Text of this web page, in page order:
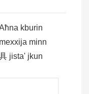
kburin
minn
jista' jkun